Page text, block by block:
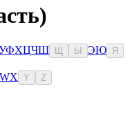
ФХЦЧШ Ы ЭЮ Я
WX Y Z